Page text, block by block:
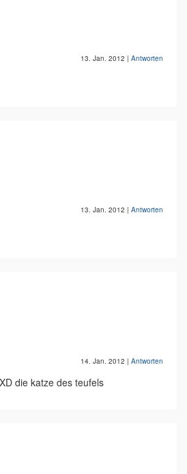
13. Jan. 2012 | Antworten
13. Jan. 2012 | Antworten
14. Jan. 2012 | Antworten
die katze des teufels